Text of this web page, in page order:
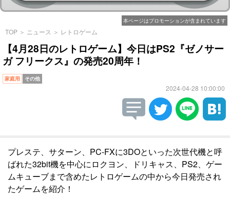
本ページはプロモーションが含まれています
TOP ＞ ニュース ＞ レトロゲーム
【4月28日のレトロゲーム】今日はPS2『ゼノサー
ガ フリークス』の発売20周年！
家庭用 その他
2024-04-28 10:00:00
プレステ、サターン、PC-FXに3DOといった次世代機と呼
ばれた32bit機を中心にロクヨン、ドリキャス、PS2、ゲー
ムキューブまで含めたレトロゲームの中から今日発売され
たゲームを紹介！